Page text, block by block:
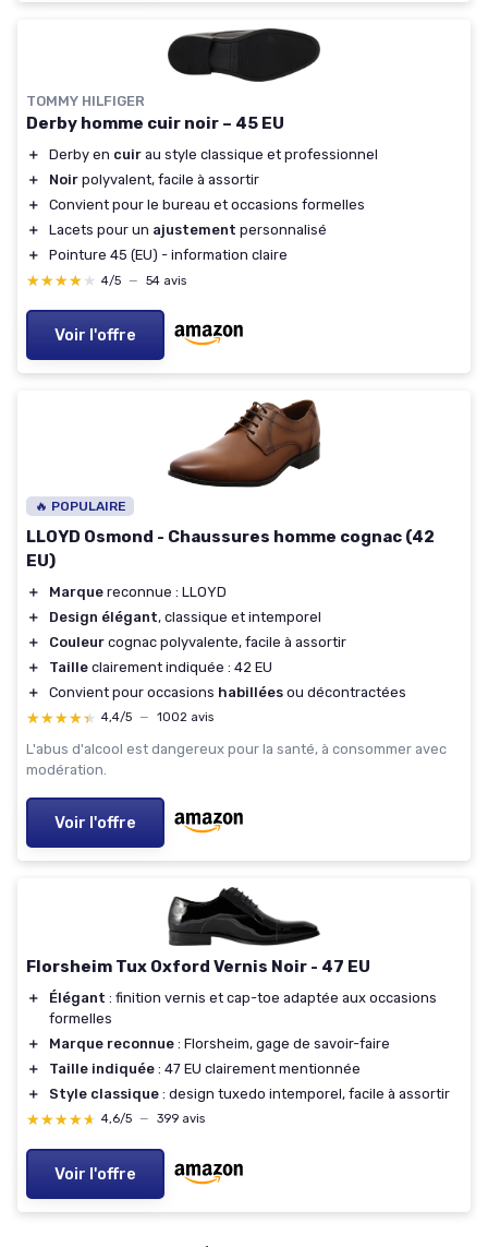
TOMMY HILFIGER
Derby homme cuir noir – 45 EU
＋ Derby en cuir au style classique et professionnel
＋
Noir polyvalent, facile à assortir
＋
Convient pour le bureau et occasions formelles
＋
Lacets pour un ajustement personnalisé
＋
Pointure 45 (EU) - information claire
★★★★★
★★★★★ 4/5 — 54 avis
Voir l'offre
🔥 POPULAIRE
LLOYD Osmond - Chaussures homme cognac (42
EU)
＋ Marque reconnue : LLOYD
＋
Design élégant, classique et intemporel
＋
Couleur cognac polyvalente, facile à assortir
＋
Taille clairement indiquée : 42 EU
＋
Convient pour occasions habillées ou décontractées
★★★★★
★★★★★ 4,4/5 — 1002 avis
L'abus d'alcool est dangereux pour la santé, à consommer avec
modération.
Voir l'offre
Florsheim Tux Oxford Vernis Noir - 47 EU
＋ Élégant : finition vernis et cap-toe adaptée aux occasions
formelles
＋
Marque reconnue : Florsheim, gage de savoir-faire
＋
Taille indiquée : 47 EU clairement mentionnée
＋
Style classique : design tuxedo intemporel, facile à assortir
★★★★★
★★★★★ 4,6/5 — 399 avis
Voir l'offre